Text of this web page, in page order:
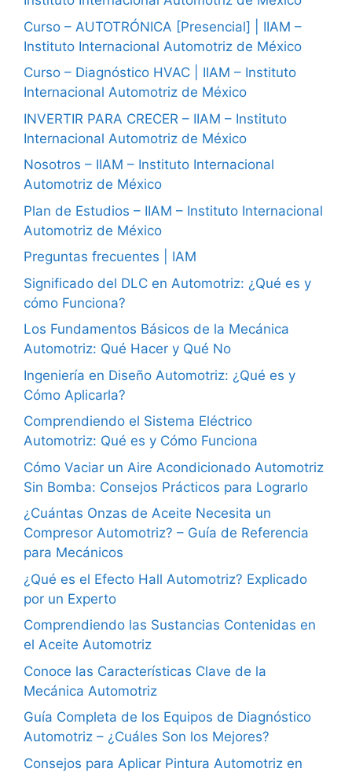
Curso – AUTOTRÓNICA [Presencial] | IIAM –
Instituto Internacional Automotriz de México
Curso – Diagnóstico HVAC | IIAM – Instituto
Internacional Automotriz de México
INVERTIR PARA CRECER – IIAM – Instituto
Internacional Automotriz de México
Nosotros – IIAM – Instituto Internacional
Automotriz de México
Plan de Estudios – IIAM – Instituto Internacional
Automotriz de México
Preguntas frecuentes | IAM
Significado del DLC en Automotriz: ¿Qué es y
cómo Funciona?
Los Fundamentos Básicos de la Mecánica
Automotriz: Qué Hacer y Qué No
Ingeniería en Diseño Automotriz: ¿Qué es y
Cómo Aplicarla?
Comprendiendo el Sistema Eléctrico
Automotriz: Qué es y Cómo Funciona
Cómo Vaciar un Aire Acondicionado Automotriz
Sin Bomba: Consejos Prácticos para Lograrlo
¿Cuántas Onzas de Aceite Necesita un
Compresor Automotriz? – Guía de Referencia
para Mecánicos
¿Qué es el Efecto Hall Automotriz? Explicado
por un Experto
Comprendiendo las Sustancias Contenidas en
el Aceite Automotriz
Conoce las Características Clave de la
Mecánica Automotriz
Guía Completa de los Equipos de Diagnóstico
Automotriz – ¿Cuáles Son los Mejores?
Consejos para Aplicar Pintura Automotriz en